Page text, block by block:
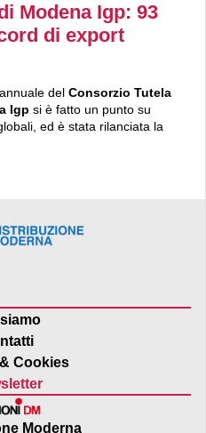
Modena Igp: 93
di export
del Consorzio Tutela
Igp si è fatto un punto su
ed è stata rilanciata la
Cookies
Moderna